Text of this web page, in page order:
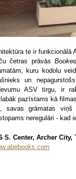
te ir funkcionālā
četras prāvās
kuru kodolu
un
ASV tirgu, ir
pazīstams kā filmas
savas grāmatas viņš
neregulāri - kad
S. Center, Archer City,